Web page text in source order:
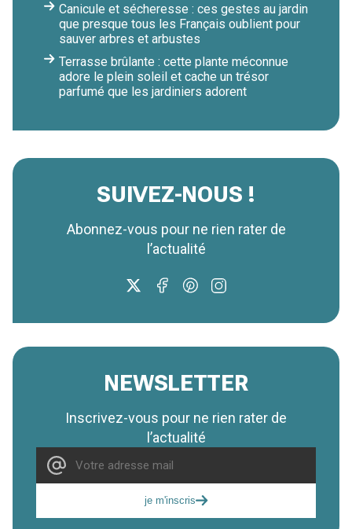
Canicule et sécheresse : ces gestes au jardin
que presque tous les Français oublient pour
sauver arbres et arbustes
Terrasse brûlante : cette plante méconnue
adore le plein soleil et cache un trésor
parfumé que les jardiniers adorent
SUIVEZ-NOUS !
Abonnez-vous pour ne rien rater de
l’actualité
NEWSLETTER
Inscrivez-vous pour ne rien rater de
l’actualité
je m'inscris